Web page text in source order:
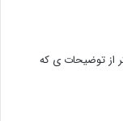
از توضیحات ی که